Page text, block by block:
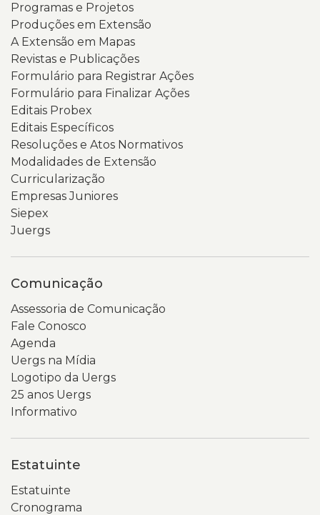
Programas e Projetos
Produções em Extensão
A Extensão em Mapas
Revistas e Publicações
Formulário para Registrar Ações
Formulário para Finalizar Ações
Editais Probex
Editais Específicos
Resoluções e Atos Normativos
Modalidades de Extensão
Curricularização
Empresas Juniores
Siepex
Juergs
Comunicação
Assessoria de Comunicação
Fale Conosco
Agenda
Uergs na Mídia
Logotipo da Uergs
25 anos Uergs
Informativo
Estatuinte
Estatuinte
Cronograma